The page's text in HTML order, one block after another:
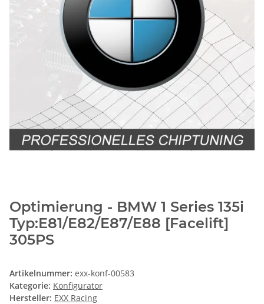
Optimierung - BMW 1 Series 135i
Typ:E81/E82/E87/E88 [Facelift]
305PS
Artikelnummer: exx-konf-00583
Kategorie: Konfigurator
Hersteller: EXX Racing